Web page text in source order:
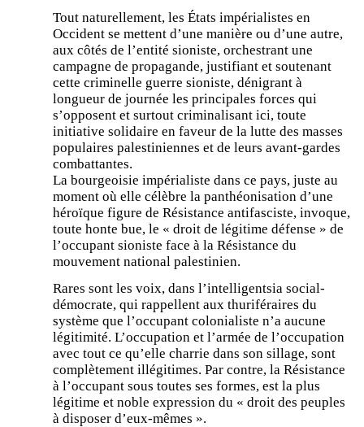
Tout naturellement, les États impérialistes en
Occident se mettent d’une manière ou d’une autre,
aux côtés de l’entité sioniste, orchestrant une
campagne de propagande, justifiant et soutenant
cette criminelle guerre sioniste, dénigrant à
longueur de journée les principales forces qui
s’opposent et surtout criminalisant ici, toute
initiative solidaire en faveur de la lutte des masses
populaires palestiniennes et de leurs avant-gardes
combattantes.
La bourgeoisie impérialiste dans ce pays, juste au
moment où elle célèbre la panthéonisation d’une
héroïque figure de Résistance antifasciste, invoque,
toute honte bue, le « droit de légitime défense » de
l’occupant sioniste face à la Résistance du
mouvement national palestinien.
Rares sont les voix, dans l’intelligentsia social-
démocrate, qui rappellent aux thuriféraires du
système que l’occupant colonialiste n’a aucune
légitimité. L’occupation et l’armée de l’occupation
avec tout ce qu’elle charrie dans son sillage, sont
complètement illégitimes. Par contre, la Résistance
à l’occupant sous toutes ses formes, est la plus
légitime et noble expression du « droit des peuples
à disposer d’eux-mêmes ».